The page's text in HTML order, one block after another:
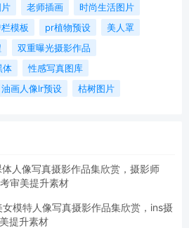
老师插画
时尚生活图片
模板 pr植物预设
美人罩
双重曝光摄影作品
体
性感写真图库
油画人像lr预设 枯树图片
人像写真摄影作品集欣赏，摄影师
审美提升素材
模特人像写真摄影作品集欣赏，ins摄
提升素材